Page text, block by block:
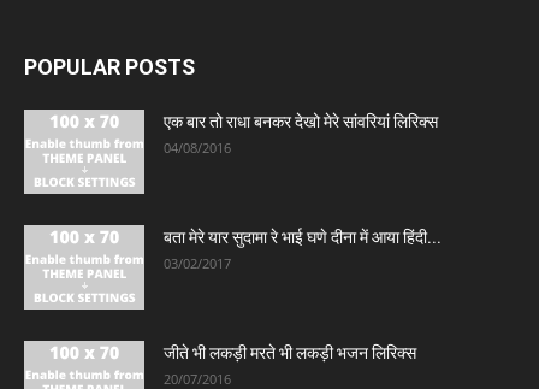
POPULAR POSTS
एक बार तो राधा बनकर देखो मेरे सांवरियां लिरिक्स
04/08/2016
बता मेरे यार सुदामा रे भाई घणे दीना में आया हिंदी...
03/02/2017
जीते भी लकड़ी मरते भी लकड़ी भजन लिरिक्स
20/07/2016